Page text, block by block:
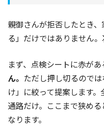
親御さんが拒否したとき
る」だけではありません
まず、点検シートに赤があ
ん。 ただし押し切るので
け」に絞って提案します。
通路だけ。ここまで狭め
なります。